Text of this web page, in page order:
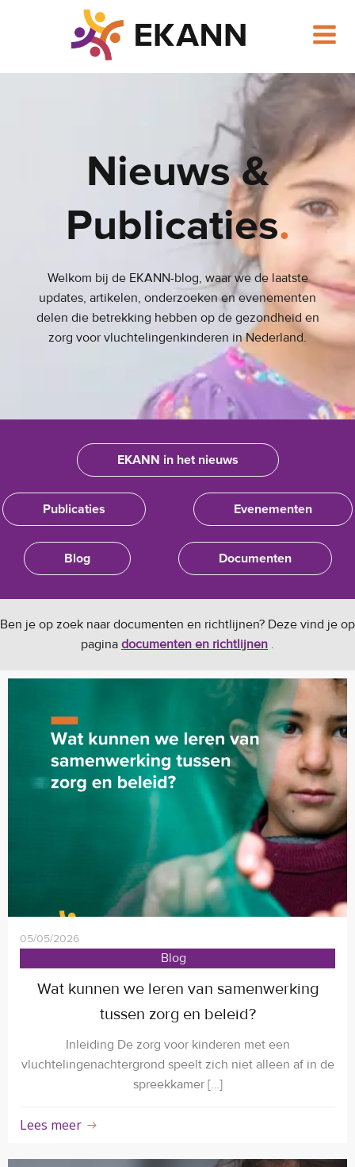
naar
de
Nieuws &
Publicaties.
Welkom bij de EKANN-blog, waar we de laatste
updates, artikelen, onderzoeken en evenementen
delen die betrekking hebben op de gezondheid en
zorg voor vluchtelingenkinderen in Nederland.
EKANN in het nieuws
Publicaties Evenementen
Blog Documenten
Ben je op zoek naar documenten en richtlijnen? Deze vind je op
pagina documenten en richtlijnen .
05/05/2026
Blog
Wat kunnen we leren van samenwerking
tussen zorg en beleid?
Inleiding De zorg voor kinderen met een
vluchtelingenachtergrond speelt zich niet alleen af in de
spreekkamer […]
Lees meer